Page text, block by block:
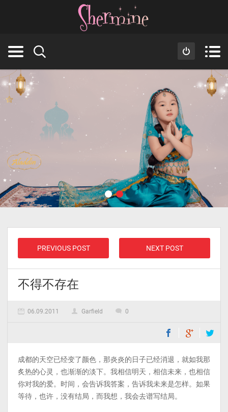
PREVIOUS POST NEXT POST
不得不存在
06.09.2011 Garfield 0
成都的天空已经变了颜色，那炎炎的日子已经消退，就如我那
炙热的心灵，也渐渐的淡下。我相信明天，相信未来，也相信
你对我的爱。时间，会告诉我答案，告诉我未来是怎样。如果
等待，也许，没有结局，而我想，我会去谱写结局。